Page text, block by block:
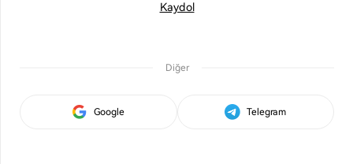
Kaydol
Diğer
Google Telegram